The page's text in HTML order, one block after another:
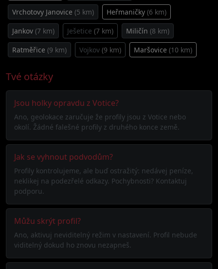
Vrchotovy Janovice (5 km) Heřmaničky (6 km)
Jankov (7 km) Ješetice (7 km) Miličín (8 km)
Ratměřice (9 km) Vojkov (9 km) Maršovice (10 km)
Tvé otázky
Jsou holky opravdu z Votice?
Ano, geolokace zaručuje že profily jsou z Votice nebo
okolí. Žádné falešné profily z druhého konce země.
Jak se vyhnout podvodům?
Profily kontrolujeme, ale buď ostražitý: nedávej peníze,
neklikej na podezřelé odkazy. Pochybnosti? Kontaktuj
podporu.
Můžu skrýt profil?
Ano, aktivuj neviditelný režim v nastavení. Profil nebude
viditelný dokud ho znovu nezapneš.